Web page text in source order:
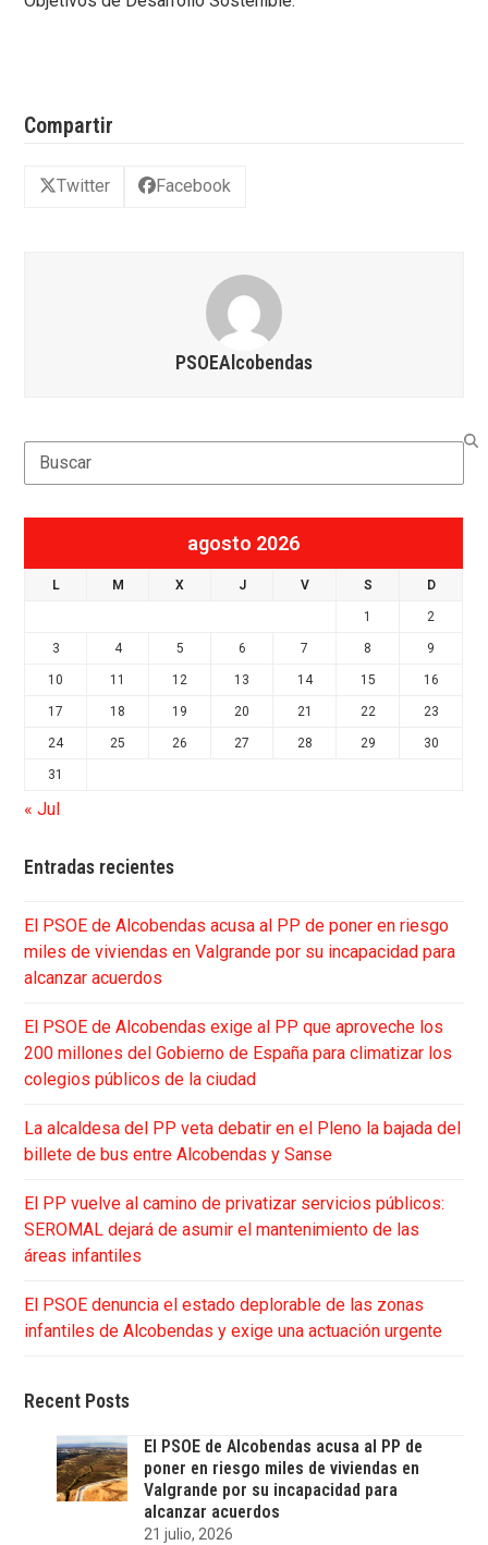
Compartir
Twitter Facebook
PSOEAlcobendas
Search
agosto 2026
L M X J V S D
1 2
3 4 5 6 7 8 9
10 11 12 13 14 15 16
17 18 19 20 21 22 23
24 25 26 27 28 29 30
31
« Jul
Entradas recientes
El PSOE de Alcobendas acusa al PP de poner en riesgo
miles de viviendas en Valgrande por su incapacidad para
alcanzar acuerdos
El PSOE de Alcobendas exige al PP que aproveche los
200 millones del Gobierno de España para climatizar los
colegios públicos de la ciudad
La alcaldesa del PP veta debatir en el Pleno la bajada del
billete de bus entre Alcobendas y Sanse
El PP vuelve al camino de privatizar servicios públicos:
SEROMAL dejará de asumir el mantenimiento de las
áreas infantiles
El PSOE denuncia el estado deplorable de las zonas
infantiles de Alcobendas y exige una actuación urgente
Recent Posts
El PSOE de Alcobendas acusa al PP de
poner en riesgo miles de viviendas en
Valgrande por su incapacidad para
alcanzar acuerdos
21 julio, 2026